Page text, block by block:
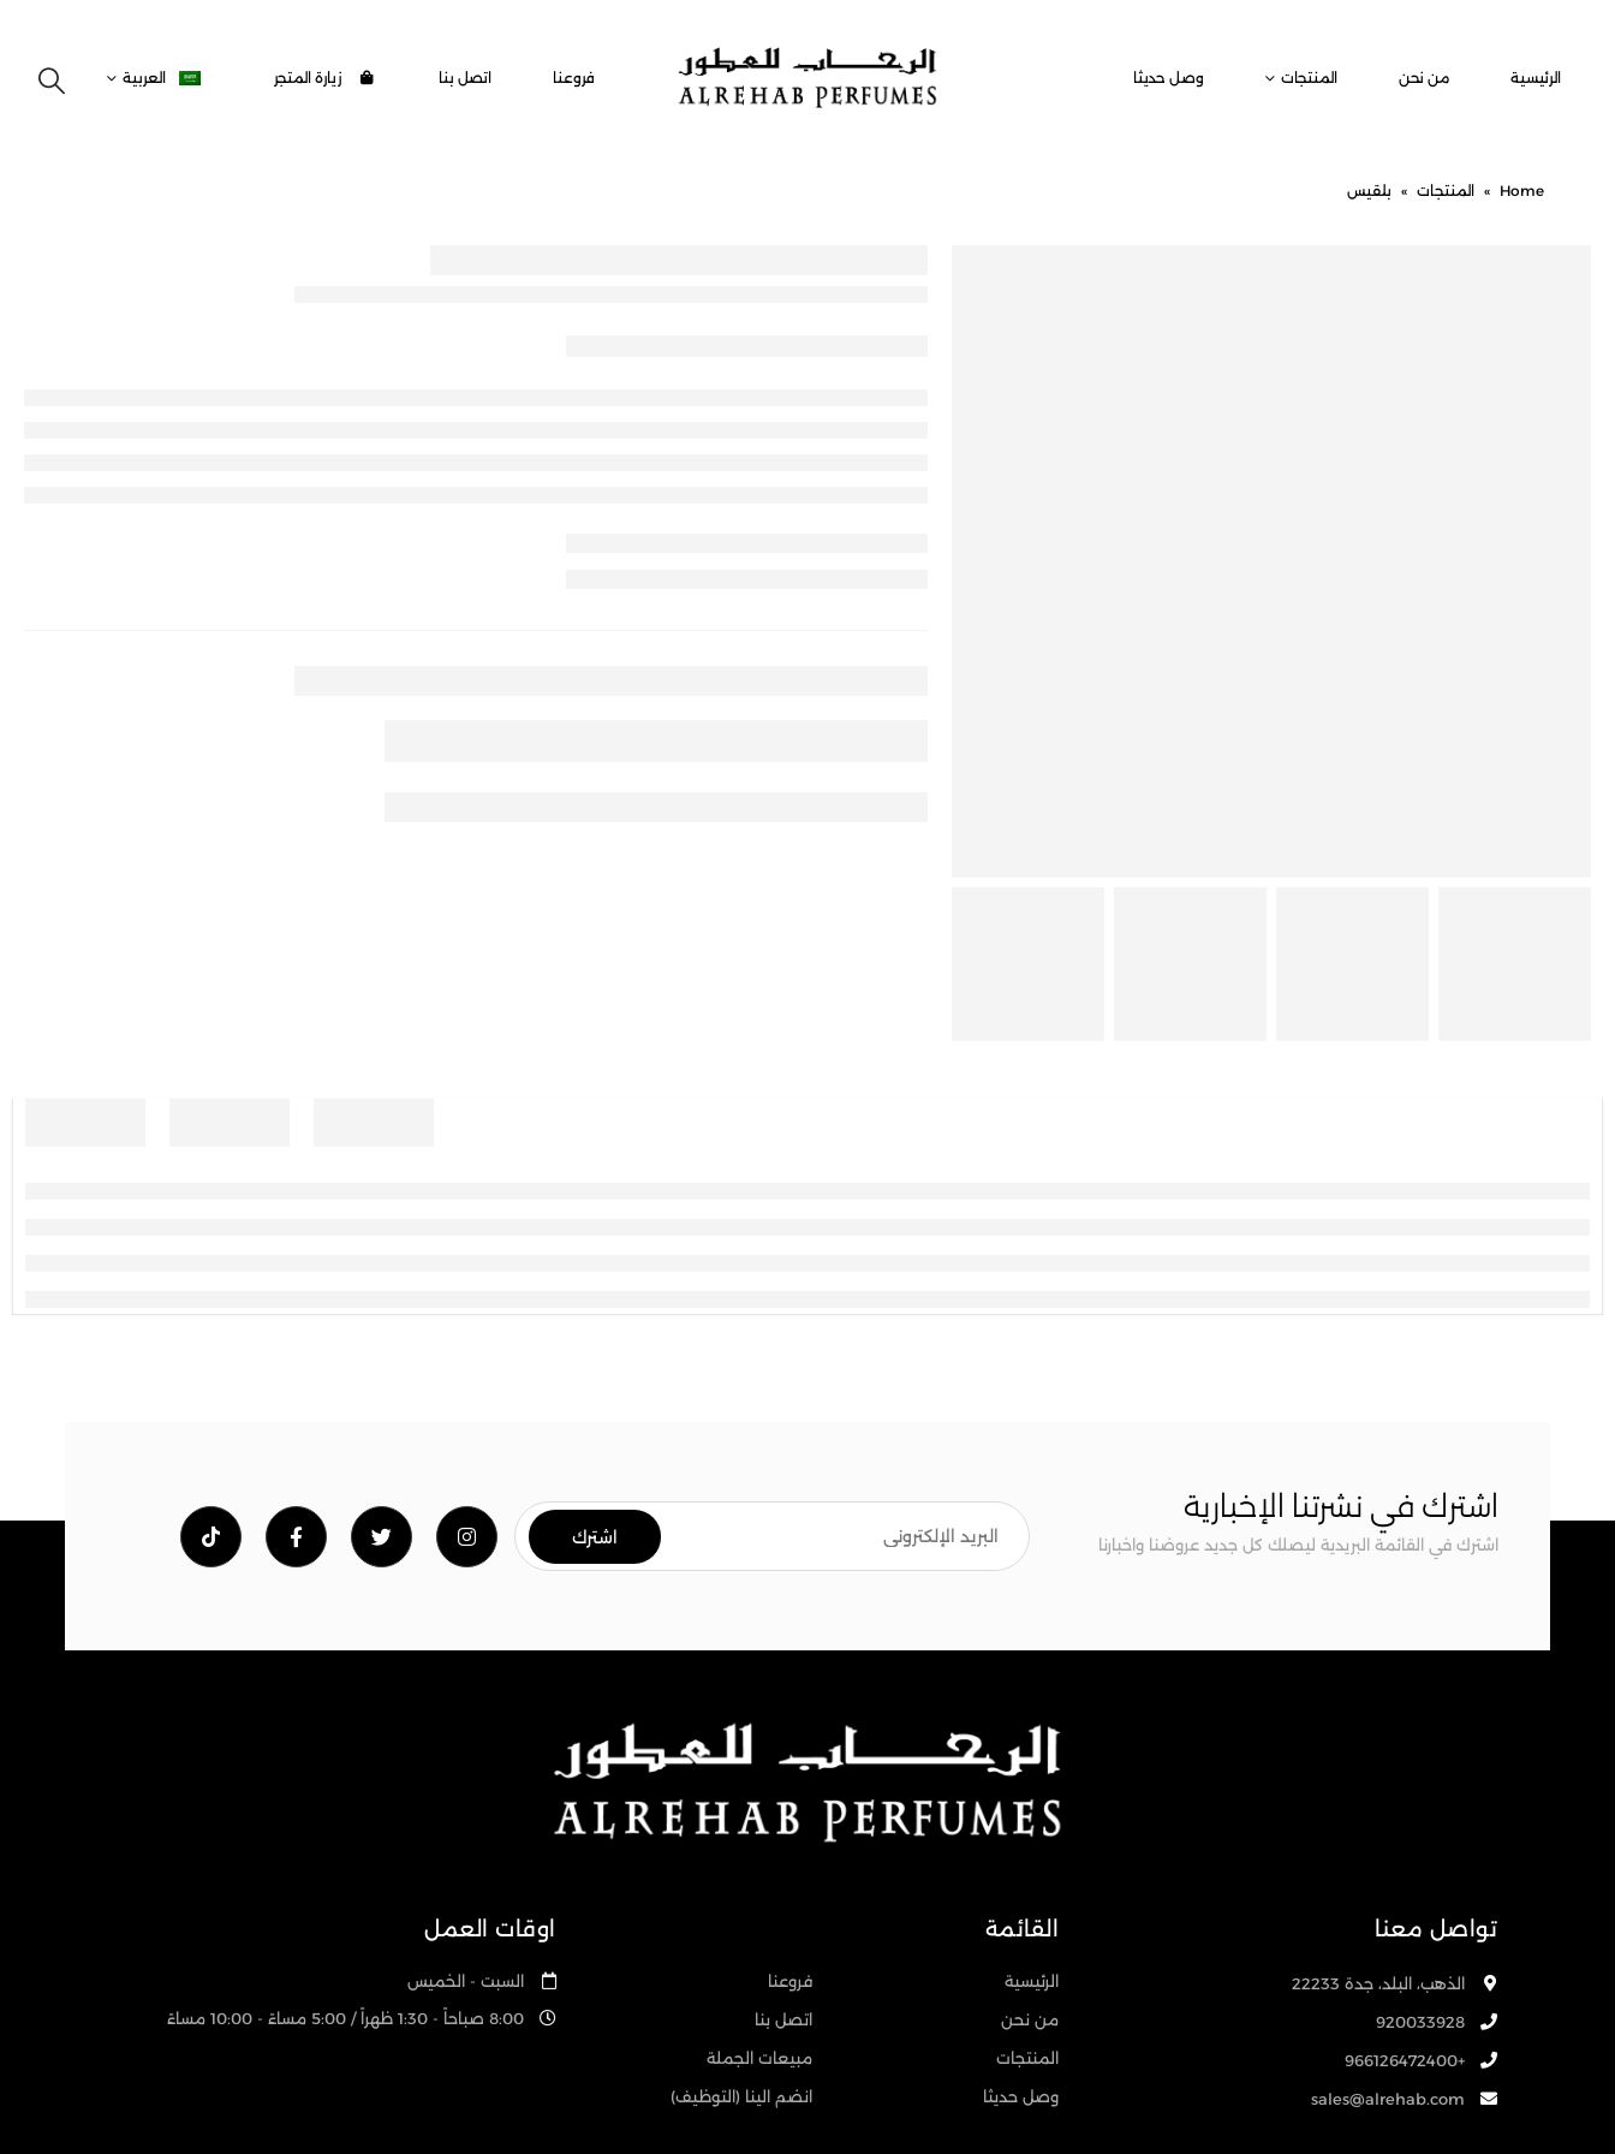
الرئيسية من نحن المنتجات وصل حديثا فروعنا اتصل بنا زيارة المتجر العربية
Home
» المنتجات » بلقيس
اشترك في نشرتنا الإخبارية
اشترك في القائمة البريدية ليصلك كل جديد عروضنا واخبارنا
تواصل معنا
الذهب، البلد، جدة 22233
920033928
+966126472400
sales@alrehab.com
القائمة
الرئيسية
من نحن
المنتجات
وصل حديثا
فروعنا
اتصل بنا
مبيعات الجملة
انضم الينا (التوظيف)
اوقات العمل
السبت - الخميس
8:00 صباحاً - 1:30 ظهراً / 5:00 مساءً - 10:00 مساءً